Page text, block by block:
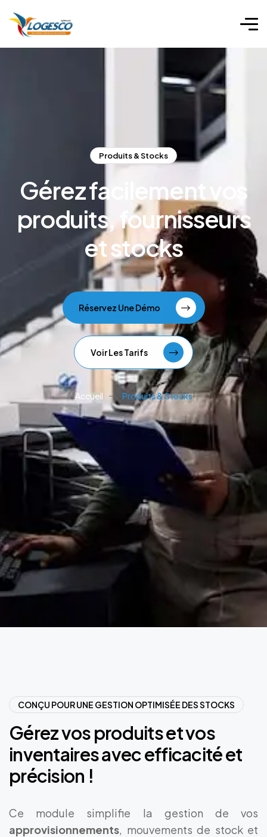
Produits & Stocks
Gérez facilement vos
produits, fournisseurs
et stocks
Réservez Une Démo
Voir Les Tarifs
Accueil Produits & Stocks
CONÇU POUR UNE GESTION OPTIMISÉE DES STOCKS
Gérezvosproduitsetvos
inventairesavecefficacitéet
précision !
Ce module simplifie la gestion de vos
approvisionnements, mouvements de stock et